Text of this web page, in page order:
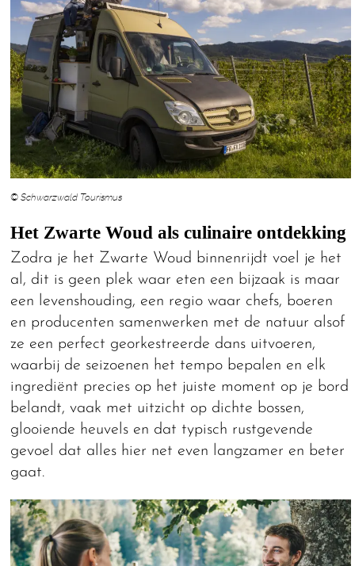
© Schwarzwald Tourismus
Het Zwarte Woud als culinaire ontdekking
Zodra je het Zwarte Woud binnenrijdt voel je het
al, dit is geen plek waar eten een bijzaak is maar
een levenshouding, een regio waar chefs, boeren
en producenten samenwerken met de natuur alsof
ze een perfect georkestreerde dans uitvoeren,
waarbij de seizoenen het tempo bepalen en elk
ingrediënt precies op het juiste moment op je bord
belandt, vaak met uitzicht op dichte bossen,
glooiende heuvels en dat typisch rustgevende
gevoel dat alles hier net even langzamer en beter
gaat.